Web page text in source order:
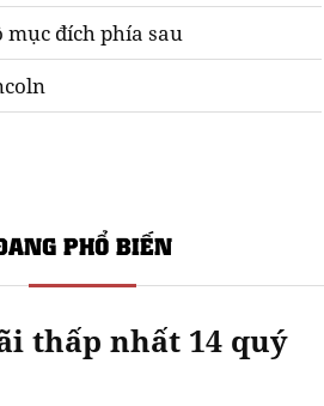
đích phía sau
PHỔ BIẾN
thấp nhất 14 quý